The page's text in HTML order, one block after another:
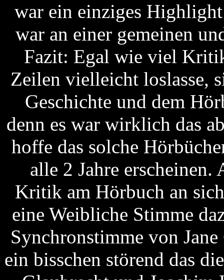
war ein einziges
war an einer gemeinen
Fazit: Egal wie viel
Zeilen vielleicht loslasse,
Geschichte und dem
denn es war wirklich das
hoffe das solche
alle 2 Jahre
Kritik am Hörbuch an
eine Weibliche Stimme
Synchronstimme von
ein bisschen störend das